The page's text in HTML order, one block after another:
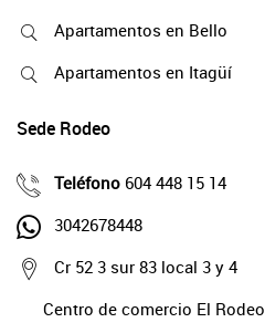
Apartamentos en Bello
Apartamentos en Itagüí
Sede Rodeo
Teléfono 604 448 15 14
3042678448
Cr 52 3 sur 83 local 3 y 4
Centro de comercio El Rodeo